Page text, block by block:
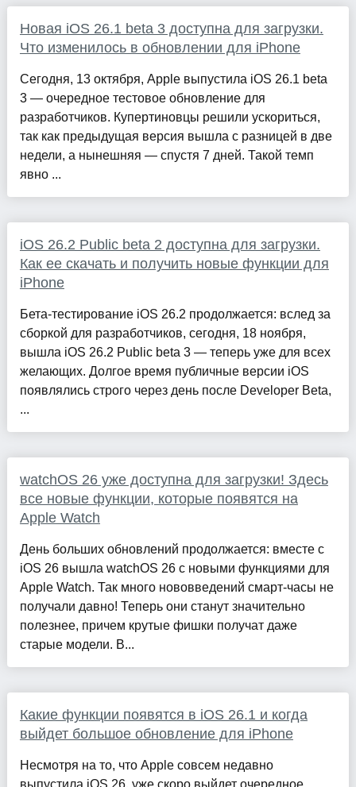
Новая iOS 26.1 beta 3 доступна для загрузки.
Что изменилось в обновлении для iPhone
Сегодня, 13 октября, Apple выпустила iOS 26.1 beta
3 — очередное тестовое обновление для
разработчиков. Купертиновцы решили ускориться,
так как предыдущая версия вышла с разницей в две
недели, а нынешняя — спустя 7 дней. Такой темп
явно ...
iOS 26.2 Publiс beta 2 доступна для загрузки.
Как ее скачать и получить новые функции для
iPhone
Бета-тестирование iOS 26.2 продолжается: вслед за
сборкой для разработчиков, сегодня, 18 ноября,
вышла iOS 26.2 Public beta 3 — теперь уже для всех
желающих. Долгое время публичные версии iOS
появлялись строго через день после Developer Beta,
...
watchOS 26 уже доступна для загрузки! Здесь
все новые функции, которые появятся на
Apple Watch
День больших обновлений продолжается: вместе с
iOS 26 вышла watchOS 26 с новыми функциями для
Apple Watch. Так много нововведений смарт-часы не
получали давно! Теперь они станут значительно
полезнее, причем крутые фишки получат даже
старые модели. В...
Какие функции появятся в iOS 26.1 и когда
выйдет большое обновление для iPhone
Несмотря на то, что Apple совсем недавно